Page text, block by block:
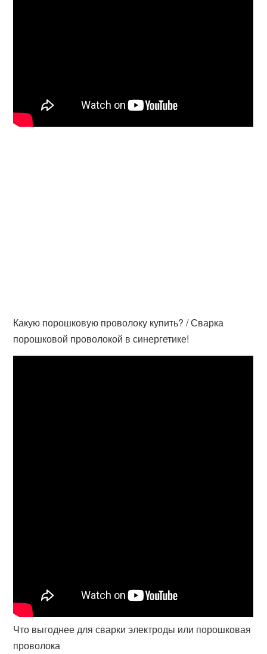
Какую порошковую проволоку купить? / Сварка
порошковой проволокой в синергетике!
Что выгоднее для сварки электроды или порошковая
проволока